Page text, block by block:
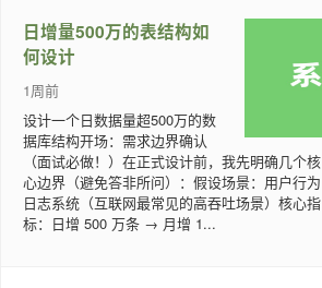
日增量500万的表结构如
何设计
1周前
设计一个日数据量超500万的数
据库结构开场：需求边界确认
（面试必做！）在正式设计前，我先明确几个核
心边界（避免答非所问）：假设场景：用户行为
日志系统（互联网最常见的高吞吐场景）核心指
标：日增 500 万条 → 月增 1...